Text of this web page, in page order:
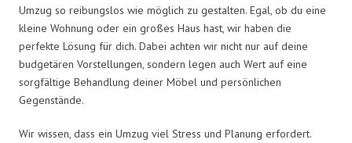
Umzug so reibungslos wie möglich zu gestalten. Egal, ob du eine
kleine Wohnung oder ein großes Haus hast, wir haben die
perfekte Lösung für dich. Dabei achten wir nicht nur auf deine
budgetären Vorstellungen, sondern legen auch Wert auf eine
sorgfältige Behandlung deiner Möbel und persönlichen
Gegenstände.
Wir wissen, dass ein Umzug viel Stress und Planung erfordert.